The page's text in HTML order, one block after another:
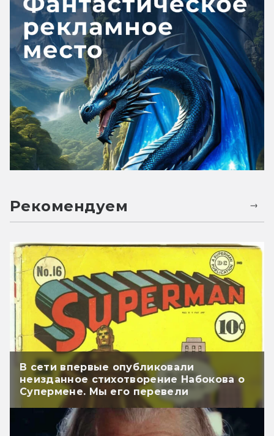
Рекомендуем
В сети впервые опубликовали
неизданное стихотворение Набокова о
Супермене. Мы его перевели